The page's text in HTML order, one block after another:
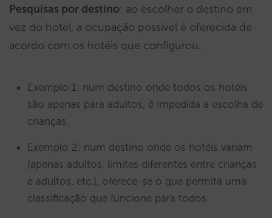
Pesquisas por destino: ao escolher o destino em
vez do hotel, a ocupação possível é oferecida de
acordo com os hotéis que configurou.
Exemplo 1: num destino onde todos os hotéis
são apenas para adultos, é impedida a escolha de
crianças.
Exemplo 2: num destino onde os hotéis variam
(apenas adultos, limites diferentes entre crianças
e adultos, etc.), oferece-se o que permita uma
classificação que funcione para todos.